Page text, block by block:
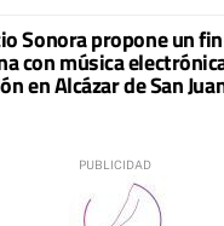
Sonora propone un
con música
en Alcázar de San